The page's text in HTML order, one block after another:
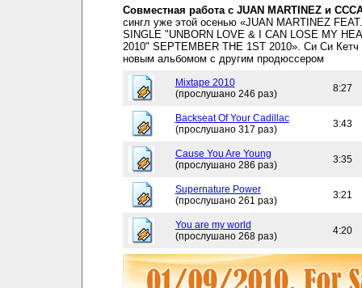
Совместная работа с JUAN MARTINEZ и
сингл уже этой осенью «JUAN MARTINEZ
SINGLE "UNBORN LOVE & I CAN LOSE MY
2010" SEPTEMBER THE 1ST 2010». Си Си Кетч
новым альбомом с другим продюссером
Mixtape 2010
(прослушано 246 раз)
8:27
Backseat Of Your Cadillac
(прослушано 317 раз)
3:43
Cause You Are Young
(прослушано 286 раз)
3:35
Supernature Power
(прослушано 261 раз)
3:21
You are my world
(прослушано 268 раз)
4:20